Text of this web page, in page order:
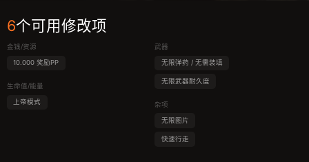
6个可用修改项
金钱/资源
10.000 奖励PP
生命值/能量
上帝模式
武器
无限弹药 / 无需装填
无限武器耐久度
杂项
无限图片
快速行走